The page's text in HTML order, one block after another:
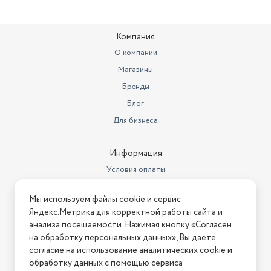
Компания
О компании
Магазины
Бренды
Блог
Для бизнеса
Информация
Условия оплаты
Условия возврата
Нашли ошибку на сайте? Напишите нам
2026 © Интернет-магазин "АстМаркет". У нас есть всё!
Мы используем файлы cookie и сервис
Яндекс.Метрика для корректной работы сайта и
анализа посещаемости. Нажимая кнопку «Согласен
на обработку персональных данных», Вы даете
согласие на использование аналитических cookie и
обработку данных с помощью сервиса